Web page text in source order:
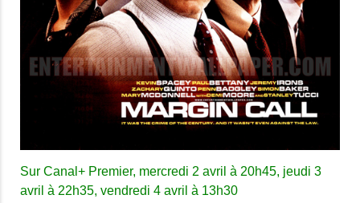
Sur Canal+ Premier, mercredi 2 avril à 20h45, jeudi 3
avril à 22h35, vendredi 4 avril à 13h30